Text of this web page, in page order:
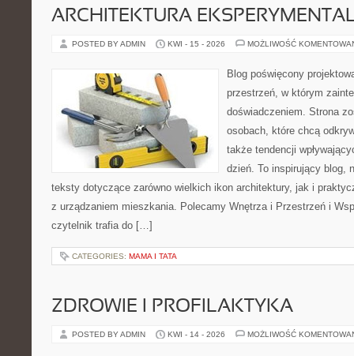
ARCHITEKTURA
POSTED BY ADMIN KWI - 15 - 2026 MOŻLIWOŚĆ
Blog poświęcony
przestrzeń, w którym
doświadczeniem. Strona
osobach, które chcą
także tendencji
dzień. To inspirujący blog,
teksty dotyczące zarówno wielkich ikon architektury, jak i
z urządzaniem mieszkania. Polecamy Wnętrza i Przestrzeń i
czytelnik trafia do […]
CATEGORIES: MAMA I TATA
ZDROWIE I PROFILAKTYKA
POSTED BY ADMIN KWI - 14 - 2026 MOŻLIWOŚĆ